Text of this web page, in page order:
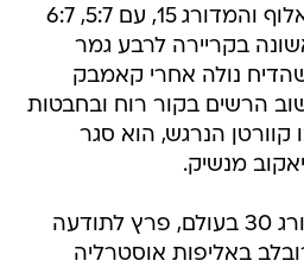
את רוד, פעמיים סגן האלוף והמדורג 15, עם 5:7, 6:7
לראשונה בקריירה לרבע גמר
סלאם. בן ה-19, שהדיח נולה אחרי קאמבק
הרשים בקור רוח ובחבטות
קוורטן הנרגש, הוא סגר
מנשיק.
פונסקה בן ה-19, המדורג 30 בעולם, פרץ לתודעה
באליפות אוסטרליה